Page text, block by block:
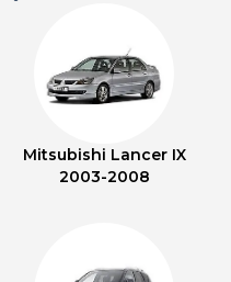
Mitsubishi Lancer IX
2003-2008